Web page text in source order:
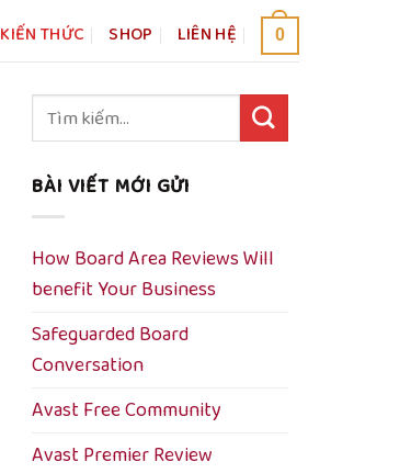
KIẾN THỨC SHOP LIÊN HỆ 0
Tìm
kiếm:
BÀI VIẾT MỚI GỬI
How Board Area Reviews Will
benefit Your Business
Safeguarded Board
Conversation
Avast Free Community
Avast Premier Review